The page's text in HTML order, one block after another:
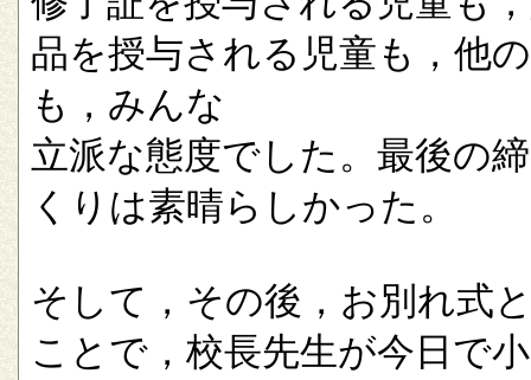
品を授与される児童も，他
も，みんな
立派な態度でした。最後の
くりは素晴らしかった。
そして，その後，お別れ式
ことで，校長先生が今日で